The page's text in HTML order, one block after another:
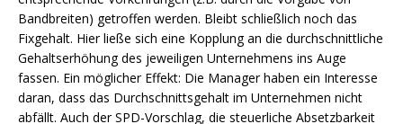
Bandbreiten) getroffen werden. Bleibt schließlich noch das
Fixgehalt. Hier ließe sich eine Kopplung an die durchschnittliche
Gehaltserhöhung des jeweiligen Unternehmens ins Auge
fassen. Ein möglicher Effekt: Die Manager haben ein Interesse
daran, dass das Durchschnittsgehalt im Unternehmen nicht
abfällt. Auch der SPD-Vorschlag, die steuerliche Absetzbarkeit